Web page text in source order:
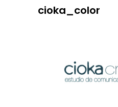
cioka_color